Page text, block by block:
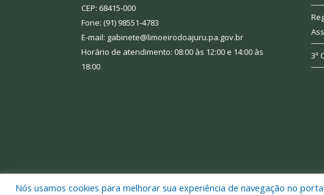
CEP: 68415-000
Fone: (91) 98551-4783
E-mail: gabinete@limoeirodoajuru.pa.gov.br
Horário de atendimento: 08:00 às 12:00 e 14:00 às
18:00
3ª
Nós usamos cookies para melhorar sua experiência de navegação no